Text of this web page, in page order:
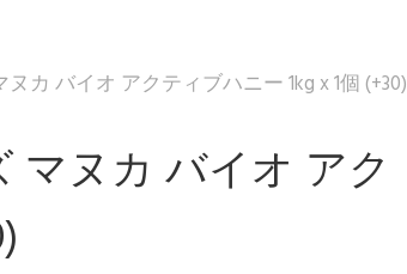
カ バイオ アクティブハニー 1kg x 1個 (+30)
マヌカ バイオ アク